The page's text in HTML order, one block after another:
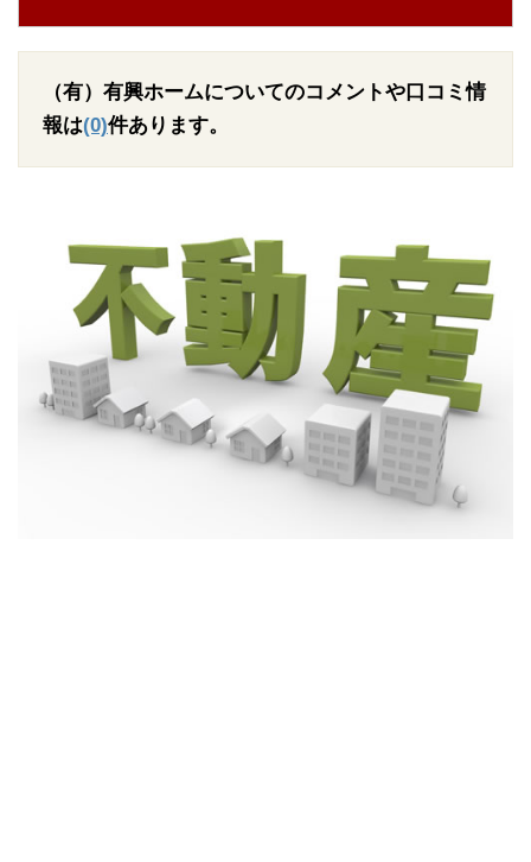
（有）有興ホームについてのコメントや口コミ情
報は(0)件あります。